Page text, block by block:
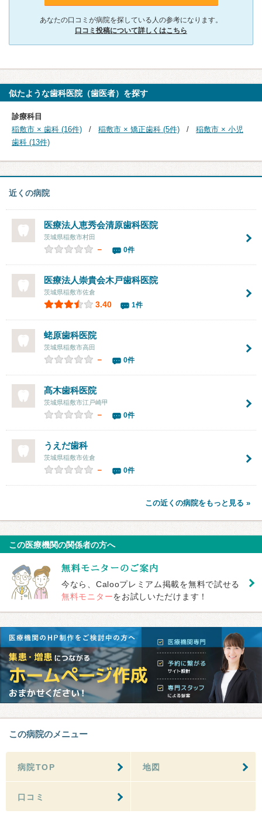
あなたの口コミが病院を探している人の参考になります。
口コミ投稿について詳しくはこちら
似たような歯科医院（歯医者）を探す
診療科目
稲敷市 × 歯科 (16件)
稲敷市 × 矯正歯科 (5件)
稲敷市 × 小児
歯科 (13件)
近くの病院
医療法人恵秀会清原歯科医院
茨城県稲敷市村田
－ 0件
医療法人崇貴会木戸歯科医院
茨城県稲敷市佐倉
3.40 1件
蛯原歯科医院
茨城県稲敷市高田
－ 0件
髙木歯科医院
茨城県稲敷市江戸崎甲
－ 0件
うえだ歯科
茨城県稲敷市佐倉
－ 0件
この近くの病院をもっと見る »
この医療機関の関係者の方へ
今なら、Calooプレミアム掲載を無料で試せる
無料モニターをお試しいただけます！
この病院のメニュー
病院TOP 地図
口コミ